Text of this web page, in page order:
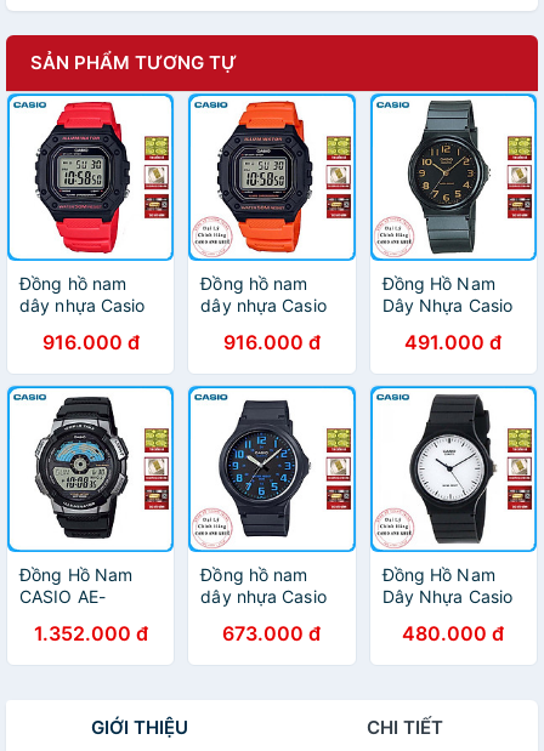
SẢN PHẨM TƯƠNG TỰ
Đồng hồ nam
dây nhựa Casio
916.000 đ
Đồng hồ nam
dây nhựa Casio
916.000 đ
Đồng Hồ Nam
Dây Nhựa Casio
Đen491.000 đ
Đồng Hồ Nam
CASIO AE-
Chính Hãng
1.352.000 đ
Đồng hồ nam
dây nhựa Casio
673.000 đ
Đồng Hồ Nam
Dây Nhựa Casio
Đen480.000 đ
GIỚI THIỆU CHI TIẾT